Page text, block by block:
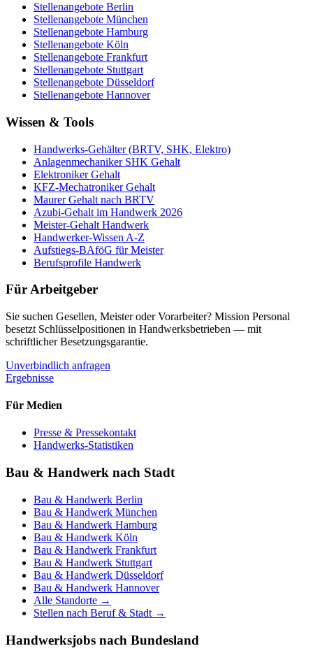
Stellenangebote Berlin
Stellenangebote München
Stellenangebote Hamburg
Stellenangebote Köln
Stellenangebote Frankfurt
Stellenangebote Stuttgart
Stellenangebote Düsseldorf
Stellenangebote Hannover
Wissen & Tools
Handwerks-Gehälter (BRTV, SHK, Elektro)
Anlagenmechaniker SHK Gehalt
Elektroniker Gehalt
KFZ-Mechatroniker Gehalt
Maurer Gehalt nach BRTV
Azubi-Gehalt im Handwerk 2026
Meister-Gehalt Handwerk
Handwerker-Wissen A-Z
Aufstiegs-BAföG für Meister
Berufsprofile Handwerk
Für Arbeitgeber
Sie suchen Gesellen, Meister oder Vorarbeiter? Mission Personal
besetzt Schlüsselpositionen in Handwerksbetrieben — mit
schriftlicher Besetzungsgarantie.
Unverbindlich anfragen
Ergebnisse
Für Medien
Presse & Pressekontakt
Handwerks-Statistiken
Bau & Handwerk nach Stadt
Bau & Handwerk Berlin
Bau & Handwerk München
Bau & Handwerk Hamburg
Bau & Handwerk Köln
Bau & Handwerk Frankfurt
Bau & Handwerk Stuttgart
Bau & Handwerk Düsseldorf
Bau & Handwerk Hannover
Alle Standorte →
Stellen nach Beruf & Stadt →
Handwerksjobs nach Bundesland